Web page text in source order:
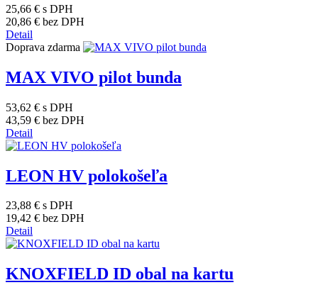
25,66 € s DPH
20,86 € bez DPH
Detail
Doprava zdarma
MAX VIVO pilot bunda
53,62 € s DPH
43,59 € bez DPH
Detail
LEON HV polokošeľa
23,88 € s DPH
19,42 € bez DPH
Detail
KNOXFIELD ID obal na kartu